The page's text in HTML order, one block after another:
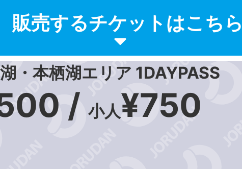
販売するチケットはこち
・本栖湖エリア 1DAYPASS
/小人¥750